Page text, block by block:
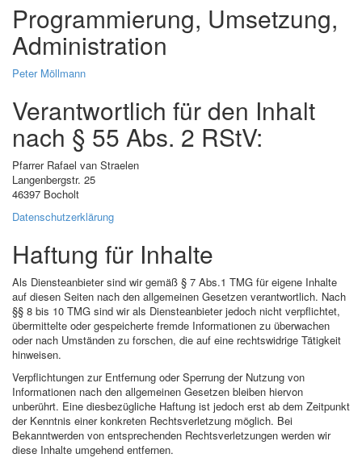
Programmierung, Umsetzung,
Administration
Peter Möllmann
Verantwortlich für den Inhalt
nach § 55 Abs. 2 RStV:
Pfarrer Rafael van Straelen
Langenbergstr. 25
46397 Bocholt
Datenschutzerklärung
Haftung für Inhalte
Als Diensteanbieter sind wir gemäß § 7 Abs.1 TMG für eigene Inhalte
auf diesen Seiten nach den allgemeinen Gesetzen verantwortlich. Nach
§§ 8 bis 10 TMG sind wir als Diensteanbieter jedoch nicht verpflichtet,
übermittelte oder gespeicherte fremde Informationen zu überwachen
oder nach Umständen zu forschen, die auf eine rechtswidrige Tätigkeit
hinweisen.
Verpflichtungen zur Entfernung oder Sperrung der Nutzung von
Informationen nach den allgemeinen Gesetzen bleiben hiervon
unberührt. Eine diesbezügliche Haftung ist jedoch erst ab dem Zeitpunkt
der Kenntnis einer konkreten Rechtsverletzung möglich. Bei
Bekanntwerden von entsprechenden Rechtsverletzungen werden wir
diese Inhalte umgehend entfernen.